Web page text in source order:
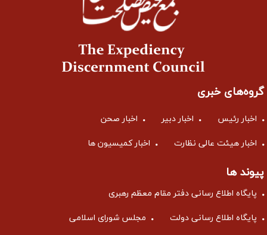
گروه‌های خبری
اخبار رئیس اخبار دبیر اخبار صحن
اخبار هیئت عالی نظارت اخبار کمیسیون ها
پیوند ها
پایگاه اطلاع رسانی دفتر مقام معظم رهبری
پایگاه اطلاع رسانی دولت مجلس شورای اسلامی